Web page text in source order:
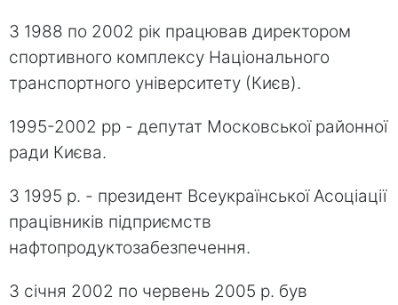
З 1988 по 2002 рік працював директором
спортивного комплексу Національного
транспортного університету (Києв).
1995-2002 рр - депутат Московської районної
ради Києва.
З 1995 р. - президент Всеукраїнської Асоціації
працівників підприємств
нафтопродуктозабезпечення.
З січня 2002 по червень 2005 р. був